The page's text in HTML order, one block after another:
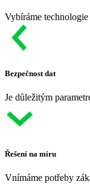
Vybíráme
Bezpečnost dat
Je důležitým
Řešení na míru
Vnímáme potřeby